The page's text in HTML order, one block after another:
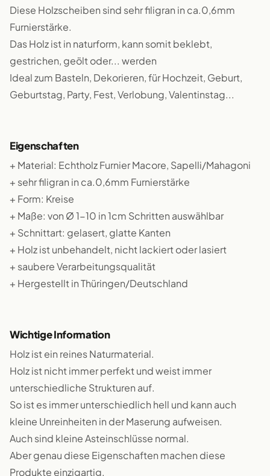
Diese Holzscheiben sind sehr filigran in ca.0,6mm
Furnierstärke.
Das Holz ist in naturform, kann somit beklebt,
gestrichen, geölt oder... werden
Ideal zum Basteln, Dekorieren, für Hochzeit, Geburt,
Geburtstag, Party, Fest, Verlobung, Valentinstag...
Eigenschaften
+ Material: Echtholz Furnier Macore, Sapelli/Mahagoni
+ sehr filigran in ca.0,6mm Furnierstärke
+ Form: Kreise
+ Maße: von Ø 1-10 in 1cm Schritten auswählbar
+ Schnittart: gelasert, glatte Kanten
+ Holz ist unbehandelt, nicht lackiert oder lasiert
+ saubere Verarbeitungsqualität
+ Hergestellt in Thüringen/Deutschland
Wichtige Information
Holz ist ein reines Naturmaterial.
Holz ist nicht immer perfekt und weist immer
unterschiedliche Strukturen auf.
So ist es immer unterschiedlich hell und kann auch
kleine Unreinheiten in der Maserung aufweisen.
Auch sind kleine Asteinschlüsse normal.
Aber genau diese Eigenschaften machen diese
Produkte einzigartig.